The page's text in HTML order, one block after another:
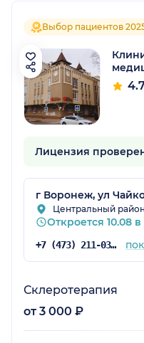
Выбор пациентов
Лицензия
г Воронеж, ул
Центральный район
Откроется 10.08 в
+7 (473) 211-03-03
Склеротерапия
от 3 000 ₽